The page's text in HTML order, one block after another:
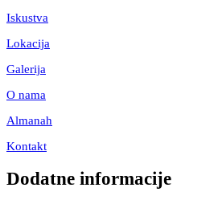
Iskustva
Lokacija
Galerija
O nama
Almanah
Kontakt
Dodatne informacije